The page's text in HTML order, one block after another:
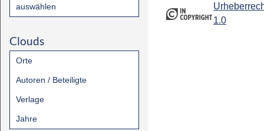
auswählen
Clouds
Orte
Autoren / Beteiligte
Verlage
Jahre
1.0